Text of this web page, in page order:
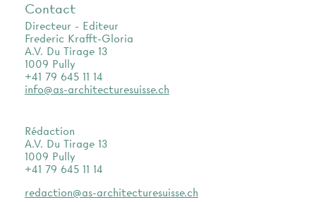
Contact
Directeur - Editeur
Frederic Krafft-Gloria
A.V. Du Tirage 13
1009 Pully
+41 79 645 11 14
info@as-architecturesuisse.ch
Rédaction
A.V. Du Tirage 13
1009 Pully
+41 79 645 11 14
redaction@as-architecturesuisse.ch